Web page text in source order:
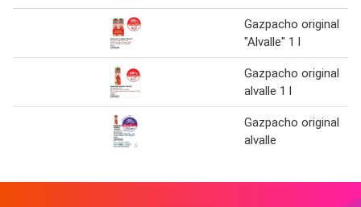
Gazpacho original
"Alvalle" 1 l
Gazpacho original
alvalle 1 l
Gazpacho original
alvalle